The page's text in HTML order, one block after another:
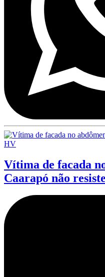
Vítima de facada
Caarapó não